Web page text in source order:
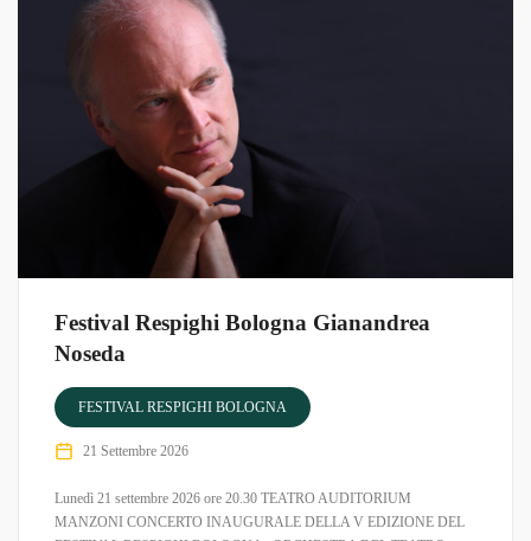
Festival Respighi Bologna Gianandrea
Noseda
FESTIVAL RESPIGHI BOLOGNA
21 Settembre 2026
Lunedì 21 settembre 2026 ore 20.30 TEATRO AUDITORIUM
MANZONI CONCERTO INAUGURALE DELLA V EDIZIONE DEL